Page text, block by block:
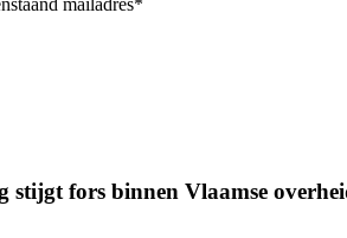
mailadres*
stijgt fors binnen Vlaamse